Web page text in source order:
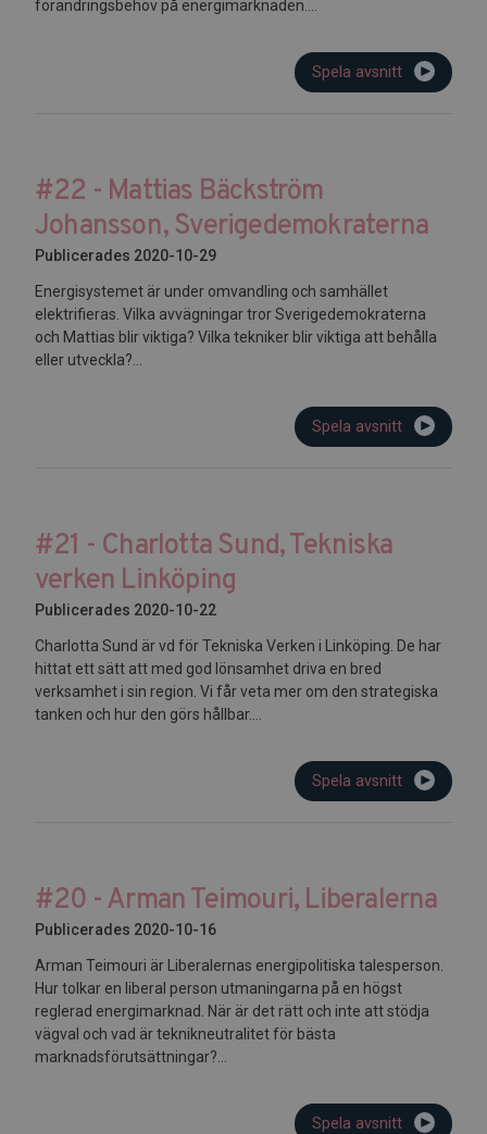
förändringsbehov på energimarknaden....
Spela avsnitt
#22 - Mattias Bäckström
Johansson, Sverigedemokraterna
Publicerades 2020-10-29
Energisystemet är under omvandling och samhället
elektrifieras. Vilka avvägningar tror Sverigedemokraterna
och Mattias blir viktiga? Vilka tekniker blir viktiga att behålla
eller utveckla?...
Spela avsnitt
#21 - Charlotta Sund, Tekniska
verken Linköping
Publicerades 2020-10-22
Charlotta Sund är vd för Tekniska Verken i Linköping. De har
hittat ett sätt att med god lönsamhet driva en bred
verksamhet i sin region. Vi får veta mer om den strategiska
tanken och hur den görs hållbar....
Spela avsnitt
#20 - Arman Teimouri, Liberalerna
Publicerades 2020-10-16
Arman Teimouri är Liberalernas energipolitiska talesperson.
Hur tolkar en liberal person utmaningarna på en högst
reglerad energimarknad. När är det rätt och inte att stödja
vägval och vad är teknikneutralitet för bästa
marknadsförutsättningar?...
Spela avsnitt